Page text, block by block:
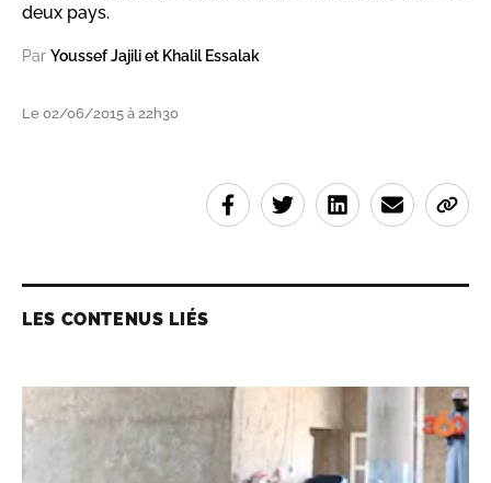
deux pays.
Par Youssef Jajili et Khalil Essalak
Le 02/06/2015 à 22h30
LES CONTENUS LIÉS